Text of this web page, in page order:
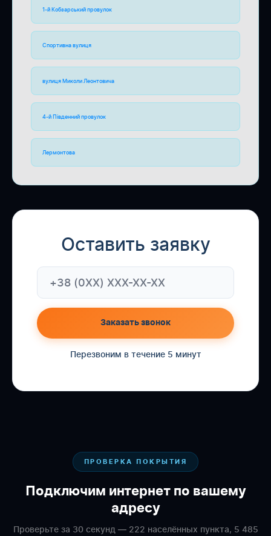
1-й Кобзарський провулок
Спортивна вулиця
вулиця Миколи Леонтовича
4-й Південний провулок
Лермонтова
Оставить заявку
Заказать звонок
Перезвоним в течение 5 минут
ПРОВЕРКА ПОКРЫТИЯ
Подключим интернет по вашему
адресу
Проверьте за 30 секунд — 222 населённых пункта, 5 485